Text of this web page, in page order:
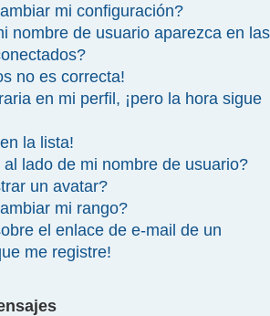
mi configuración?
nombre de usuario aparezca en las
no es correcta!
en mi perfil, ¡pero la hora sigue
la lista!
lado de mi nombre de usuario?
un avatar?
mi rango?
el enlace de e-mail de un
me registre!